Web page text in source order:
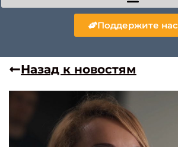
Поддержите нас
Назад к новостям